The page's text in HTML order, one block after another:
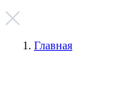
Главная